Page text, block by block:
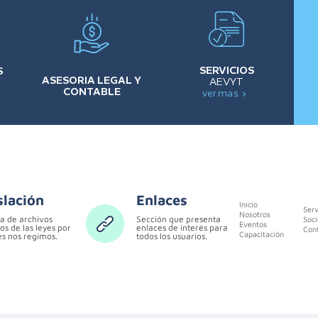
ASESORIA LEGAL Y
CONTABLE
SERVICIOS
AEVYT
ver mas
de archivos
de las leyes por
nos regimos.
Enlaces
Sección que presenta
enlaces de interés para
todos los usuarios.
Inicio
Nosotros
Eventos
Capacitación